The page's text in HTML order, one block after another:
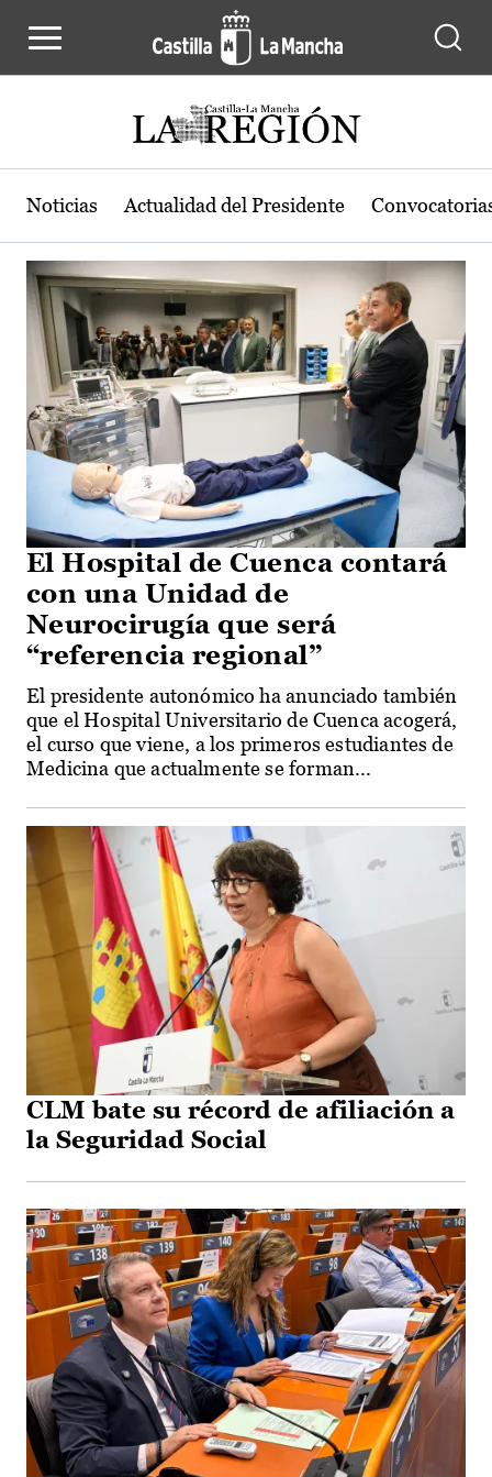
Actualidad de la región de Castilla-
Noticias Actualidad del Presidente
El Hospital de Cuenca contará
con una Unidad de
Neurocirugía que será
“referencia regional”
El presidente autonómico ha anunciado también
que el Hospital Universitario de Cuenca acogerá,
el curso que viene, a los primeros estudiantes de
Medicina que actualmente se forman...
CLM bate su récord de afiliación a
la Seguridad Social